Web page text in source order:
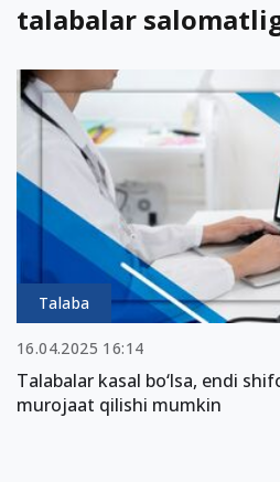
talabalar
Talaba
16.04.2025 16:14
Talabalar kasal bo‘lsa, endi
murojaat qilishi mumkin